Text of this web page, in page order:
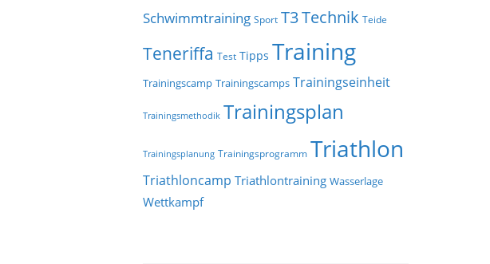
Schwimmtraining Sport T3Technik Teide
Teneriffa Test Tipps Training
Trainingscamp Trainingscamps Trainingseinheit
Trainingsmethodik Trainingsplan
Trainingsplanung Trainingsprogramm Triathlon
Triathloncamp Triathlontraining Wasserlage
Wettkampf